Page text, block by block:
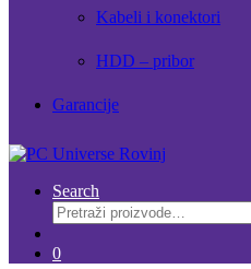
Kabeli i konektori
HDD – pribor
Garancije
Search
Pretraži:
0